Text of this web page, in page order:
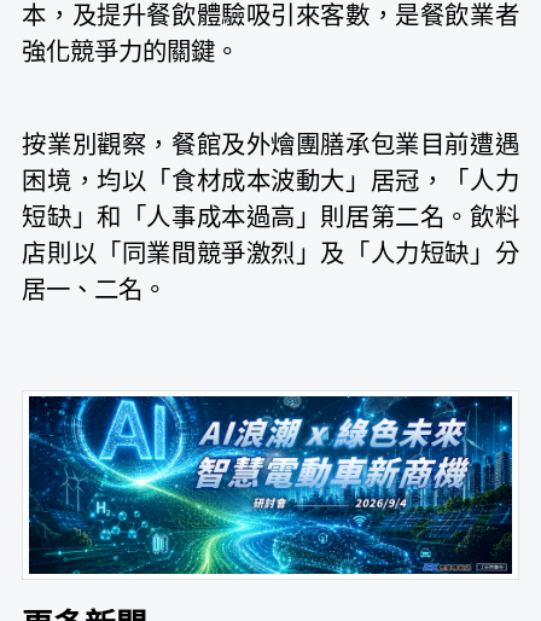
本，及提升餐飲體驗吸引來客數，是餐飲業者
強化競爭力的關鍵。
按業別觀察，餐館及外燴團膳承包業目前遭遇
困境，均以「食材成本波動大」居冠，「人力
短缺」和「人事成本過高」則居第二名。飲料
店則以「同業間競爭激烈」及「人力短缺」分
居一、二名。